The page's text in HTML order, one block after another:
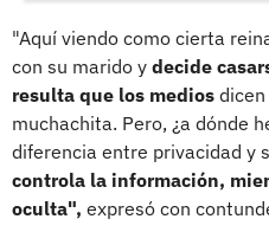
"Aquí viendo como cierta
con su marido y decide
resulta que los medios
muchachita. Pero, ¿a dónde
diferencia entre privacidad y
controla la información,
oculta", expresó con